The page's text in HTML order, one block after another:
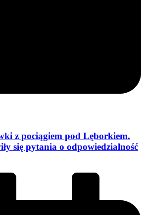
z pociągiem pod Lęborkiem.
się pytania o odpowiedzialność